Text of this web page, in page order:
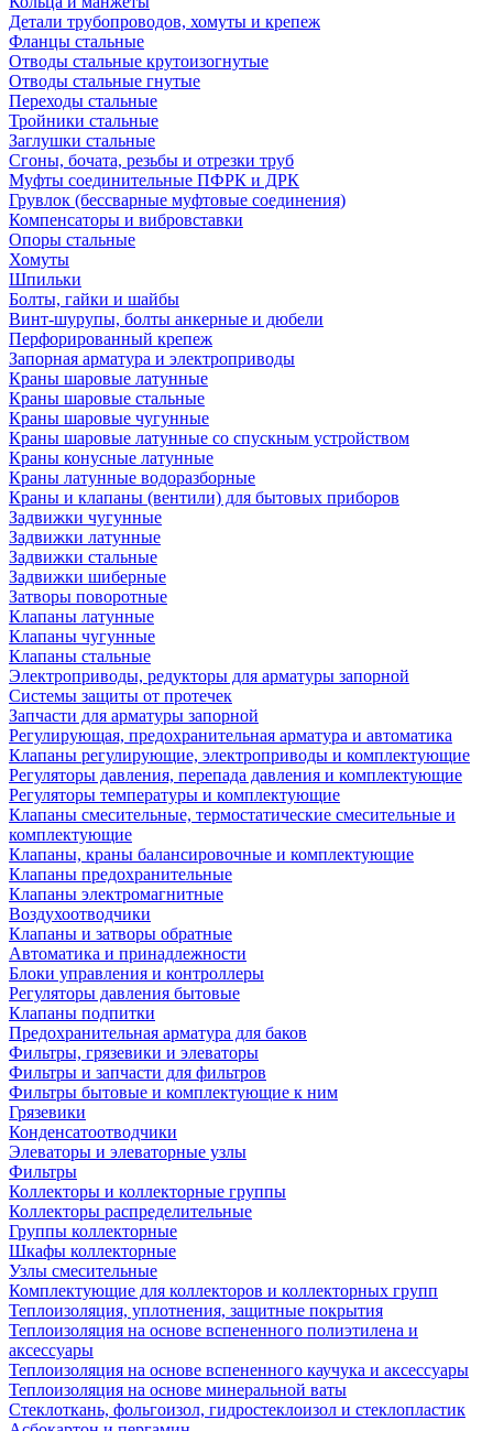
Детали трубопроводов, хомуты и крепеж
Фланцы стальные
Отводы стальные крутоизогнутые
Отводы стальные гнутые
Переходы стальные
Тройники стальные
Заглушки стальные
Сгоны, бочата, резьбы и отрезки труб
Муфты соединительные ПФРК и ДРК
Грувлок (бессварные муфтовые соединения)
Компенсаторы и вибровставки
Опоры стальные
Хомуты
Шпильки
Болты, гайки и шайбы
Винт-шурупы, болты анкерные и дюбели
Перфорированный крепеж
Запорная арматура и электроприводы
Краны шаровые латунные
Краны шаровые стальные
Краны шаровые чугунные
Краны шаровые латунные со спускным устройством
Краны конусные латунные
Краны латунные водоразборные
Краны и клапаны (вентили) для бытовых приборов
Задвижки чугунные
Задвижки латунные
Задвижки стальные
Задвижки шиберные
Затворы поворотные
Клапаны латунные
Клапаны чугунные
Клапаны стальные
Электроприводы, редукторы для арматуры запорной
Системы защиты от протечек
Запчасти для арматуры запорной
Регулирующая, предохранительная арматура и автоматика
Клапаны регулирующие, электроприводы и комплектующие
Регуляторы давления, перепада давления и комплектующие
Регуляторы температуры и комплектующие
Клапаны смесительные, термостатические смесительные и
комплектующие
Клапаны, краны балансировочные и комплектующие
Клапаны предохранительные
Клапаны электромагнитные
Воздухоотводчики
Клапаны и затворы обратные
Автоматика и принадлежности
Блоки управления и контроллеры
Регуляторы давления бытовые
Клапаны подпитки
Предохранительная арматура для баков
Фильтры, грязевики и элеваторы
Фильтры и запчасти для фильтров
Фильтры бытовые и комплектующие к ним
Грязевики
Конденсатоотводчики
Элеваторы и элеваторные узлы
Фильтры
Коллекторы и коллекторные группы
Коллекторы распределительные
Группы коллекторные
Шкафы коллекторные
Узлы смесительные
Комплектующие для коллекторов и коллекторных групп
Теплоизоляция, уплотнения, защитные покрытия
Теплоизоляция на основе вспененного полиэтилена и
аксессуары
Теплоизоляция на основе вспененного каучука и аксессуары
Теплоизоляция на основе минеральной ваты
Стеклоткань, фольгоизол, гидростеклоизол и стеклопластик